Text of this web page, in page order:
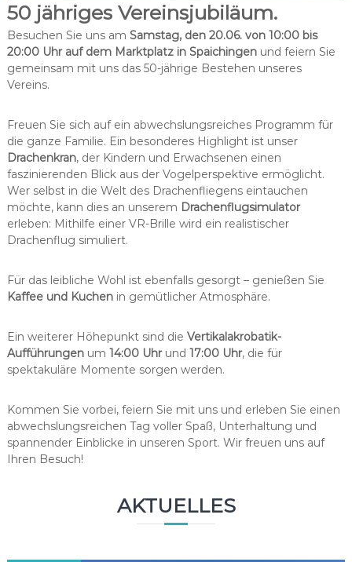
50 jähriges Vereinsjubiläum.
Besuchen Sie uns am Samstag, den 20.06. von 10:00 bis
20:00 Uhr auf dem Marktplatz in Spaichingenund feiern Sie
gemeinsam mit uns das 50-jährige Bestehen unseres
Vereins.
Freuen Sie sich auf ein abwechslungsreiches Programm für
die ganze Familie. Ein besonderes Highlight ist unser
Drachenkran, der Kindern und Erwachsenen einen
faszinierenden Blick aus der Vogelperspektive ermöglicht.
Wer selbst in die Welt des Drachenfliegens eintauchen
möchte, kann dies an unserem Drachenflugsimulator
erleben: Mithilfe einer VR-Brille wird ein realistischer
Drachenflug simuliert.
Für das leibliche Wohl ist ebenfalls gesorgt – genießen Sie
Kaffee und Kuchenin gemütlicher Atmosphäre.
Ein weiterer Höhepunkt sind die Vertikalakrobatik-
Aufführungenum 14:00 Uhrund 17:00 Uhr, die für
spektakuläre Momente sorgen werden.
Kommen Sie vorbei, feiern Sie mit uns und erleben Sie einen
abwechslungsreichen Tag voller Spaß, Unterhaltung und
spannender Einblicke in unseren Sport. Wir freuen uns auf
Ihren Besuch!
AKTUELLES